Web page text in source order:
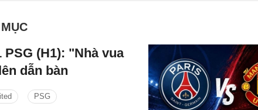
(H1): "Nhà vua
dẫn bàn
PSG